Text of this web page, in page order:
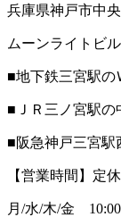
兵庫県神戸市中
ムーンライトビル
■地下鉄三宮駅の
■ＪＲ三ノ宮駅の
■阪急神戸三宮駅
【営業時間】定
月/水/木/金